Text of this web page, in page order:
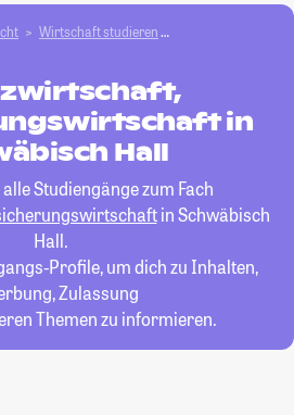
Wirtschaft studieren
in
Hall
Studiengänge zum Fach
in Schwäbisch
Hall.
Profile, um dich zu Inhalten,
Zulassung
Themen zu informieren.